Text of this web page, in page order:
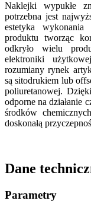
Naklejki wypukłe
potrzebna jest
estetyka
produktu tworząc
odkryło wielu
elektroniki
rozumiany rynek
są sitodrukiem lub
poliuretanowej.
odporne na działanie
środków
doskonałą
Dane
Parametry